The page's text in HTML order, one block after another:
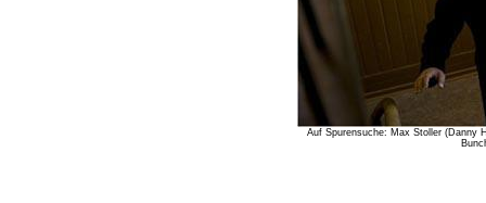
Auf Spurensuche: Max Stoller (Danny